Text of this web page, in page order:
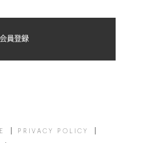
PRIVACY POLICY